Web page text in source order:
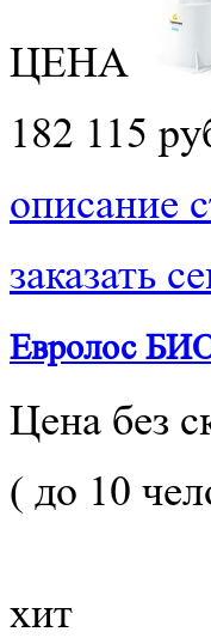
ЦЕНА
182 115
описание
заказать
Евролос
Цена без
( до 10
хит